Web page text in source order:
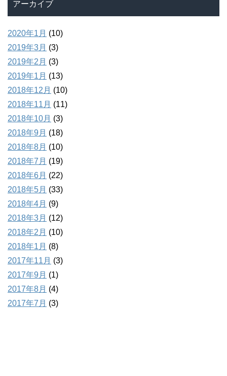
アーカイブ
2020年1月 (10)
2019年3月 (3)
2019年2月 (3)
2019年1月 (13)
2018年12月 (10)
2018年11月 (11)
2018年10月 (3)
2018年9月 (18)
2018年8月 (10)
2018年7月 (19)
2018年6月 (22)
2018年5月 (33)
2018年4月 (9)
2018年3月 (12)
2018年2月 (10)
2018年1月 (8)
2017年11月 (3)
2017年9月 (1)
2017年8月 (4)
2017年7月 (3)